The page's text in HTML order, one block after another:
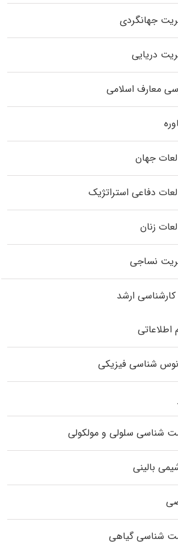
جهانگردی
دریایی
معارف اسلامی
جهان
دفاعی استراتژیک
زنان
نساجی
ارشد
اطلاعاتی
شناسی فیزیکی
شناسی سلولی و مولکولی
بالینی
شناسی گیاهی